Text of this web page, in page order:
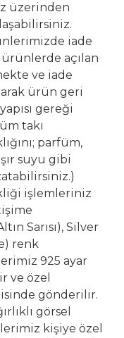
üzerinden
iade
ürünlerde açılan
ve iade
ürün geri
gereği
takı
parfüm,
suyu gibi
işlemleriniz
Sarısı), Silver
renk
925 ayar
ve özel
gönderilir.
görsel
kişiye özel